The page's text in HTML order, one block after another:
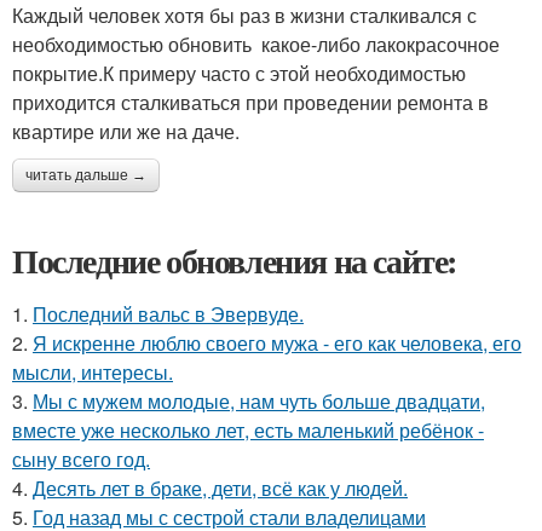
Каждый человек хотя бы раз в жизни сталкивался с
необходимостью обновить какое-либо лакокрасочное
покрытие.К примеру часто с этой необходимостью
приходится сталкиваться при проведении ремонта в
квартире или же на даче.
читать дальше →
Последние обновления на сайте:
1. Последний вальс в Эвервуде.
2. Я искренне люблю своего мужа - его как человека, его
мысли, интересы.
3. Мы с мужем молодые, нам чуть больше двадцати,
вместе уже несколько лет, есть маленький ребёнок -
сыну всего год.
4. Десять лет в браке, дети, всё как у людей.
5. Год назад мы с сестрой стали владелицами